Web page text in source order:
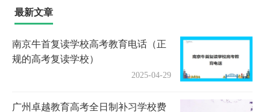
最新文章
南京牛首复读学校高考教育电话（正
规的高考复读学校）
2025-04-29
广州卓越教育高考全日制补习学校费